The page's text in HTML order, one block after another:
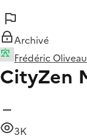
Archivé
Frédéric Oliveau
CityZen
3K